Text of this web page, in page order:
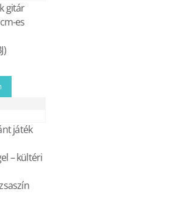
gitár
es
játék
– kültéri